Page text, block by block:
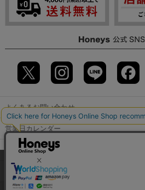
よくあるお問い合わせ
営業日カレンダー
店舗検索
GLOBAL GUIDE（海外からご利用のお客様）
当サイトでは、サイトの利便性向上のため
用しています。詳しくは「